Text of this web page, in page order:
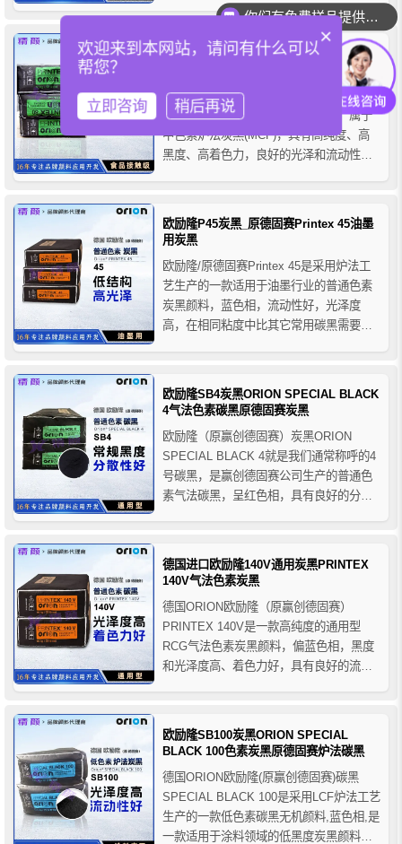
度面漆，如汽车原厂漆、修补漆、金属
漆、塑胶漆等高档涂料，其优异的性能也
适用于任何需要非常高黑度的塑料、橡
欧励隆食品接触级炭黑粉PRINTEX F80过
欧励隆炭黑PRINTEX F80是一款通过FDA
认证高纯净度的食品接触级炭黑粉，属于
中色素炉法炭黑(MCF)，具有高纯度、高
黑度、高着色力，良好的光泽和流动性，
证，可满足客户产品的高品质要求。
欧励隆P45炭黑_原德固赛Printex 45油墨
用炭黑
欧励隆/原德固赛Printex 45是采用炉法工
艺生产的一款适用于油墨行业的普通色素
炭黑颜料，蓝色相，流动性好，光泽度
高，在相同粘度中比其它常用碳黑需要高
铅印油墨、热固性印刷油墨、出版物凹版
油墨、溶剂型柔版和凹版油墨等。
欧励隆SB4炭黑ORION SPECIAL BLACK
4气法色素碳黑原德固赛炭黑
欧励隆（原赢创德固赛）炭黑ORION
SPECIAL BLACK 4就是我们通常称呼的4
号碳黑，是赢创德固赛公司生产的普通色
素气法碳黑，呈红色相，具有良好的分散
复印油墨，绝缘性的塑料，复合纸以及合
成纤维等。
德国进口欧励隆140V通用炭黑PRINTEX
140V气法色素炭黑
德国ORION欧励隆（原赢创德固赛）
PRINTEX 140V是一款高纯度的通用型
RCG气法色素炭黑颜料，偏蓝色相，黑度
和光泽度高、着色力好，具有良好的流动
荐用于印刷油墨和复印油墨、各种油漆涂
料、复写纸、打印机色带和橡胶塑料等领
欧励隆SB100炭黑ORION SPECIAL
BLACK 100色素炭黑原德固赛炉法碳黑
德国ORION欧励隆(原赢创德固赛)碳黑
SPECIAL BLACK 100是采用LCF炉法工艺
生产的一款低色素碳黑无机颜料,蓝色相,是
一款适用于涂料领域的低黑度炭黑颜料。
你们有免费样品提供吗？
×
欢迎来到本网站，请问有什么可以
帮您？
立即咨询 稍后再说